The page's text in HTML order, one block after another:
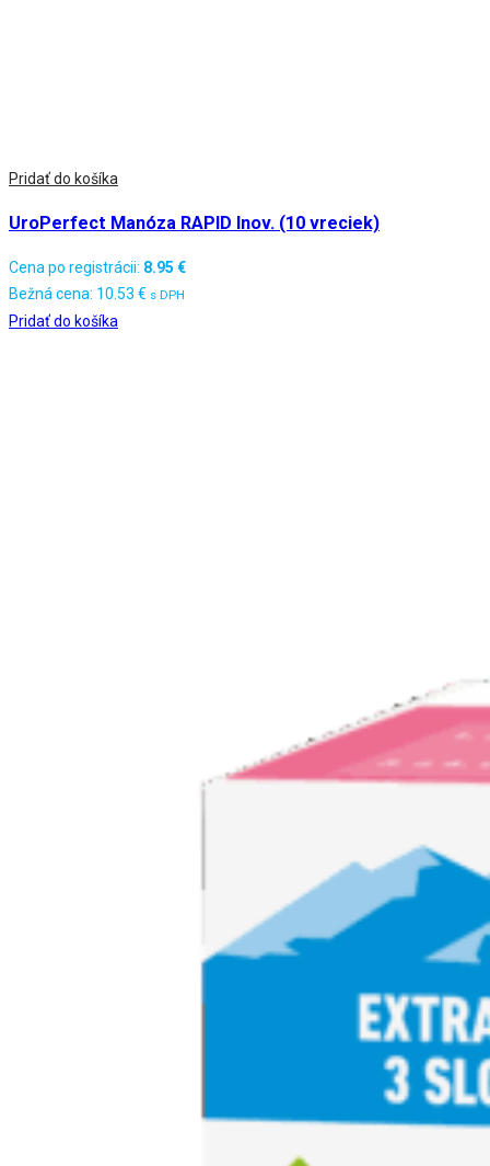
Pridať do košíka
UroPerfect Manóza RAPID Inov. (10 vreciek)
Cena po registrácii: 8.95 €
Bežná cena: 10.53 € s DPH
Pridať do košíka